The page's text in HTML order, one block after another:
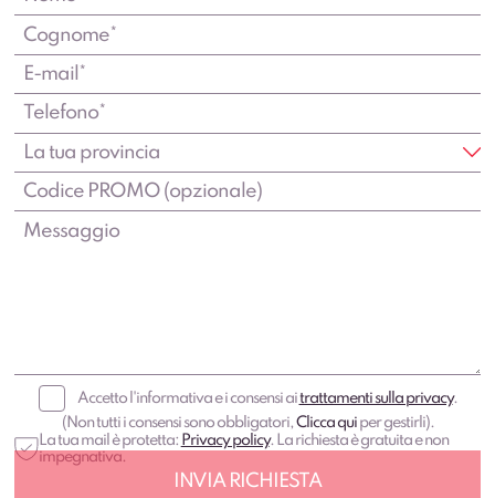
Accetto l'informativa e i consensi aitrattamenti sulla privacy.
(Non tutti i consensi sono obbligatori, Clicca quiper gestirli).
La tua mail è protetta: Privacy policy. La richiesta è gratuita e non
impegnativa.